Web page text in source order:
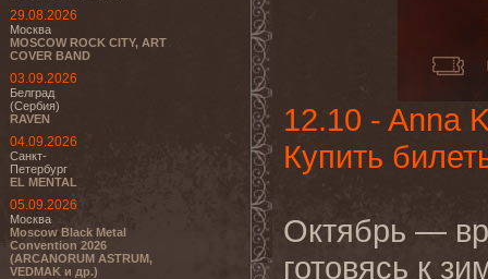
29.08.2026
Москва
MOSCOW ROCK CITY, ART
COVER BAND
03.09.2026
Белград
(Сербия)
RAVEN
04.09.2026
Санкт-
Петербург
EL MENTAL
05.09.2026
Москва
Moscow Black Metal
Convention 2026
(ARCANORUM ASTRUM,
VEDMAK и др.)
12.10 - Anna
Купить
Октябрь —
готовясь к